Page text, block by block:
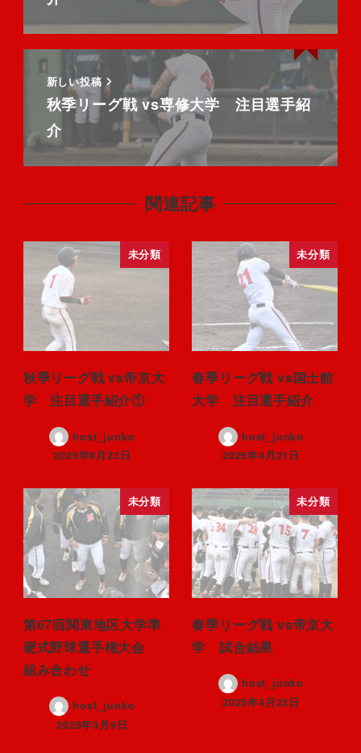
新しい投稿
秋季リーグ戦 vs専修大学 注目選手紹
介
関連記事
未分類
秋季リーグ戦 vs帝京大
学 注目選手紹介①
host_junko
2025年9月23日
未分類
春季リーグ戦 vs国士館
大学 注目選手紹介
host_junko
2025年4月21日
未分類
第67回関東地区大学準
硬式野球選手権大会
組み合わせ
host_junko
2025年3月9日
未分類
春季リーグ戦 vs帝京大
学 試合結果
host_junko
2025年4月23日